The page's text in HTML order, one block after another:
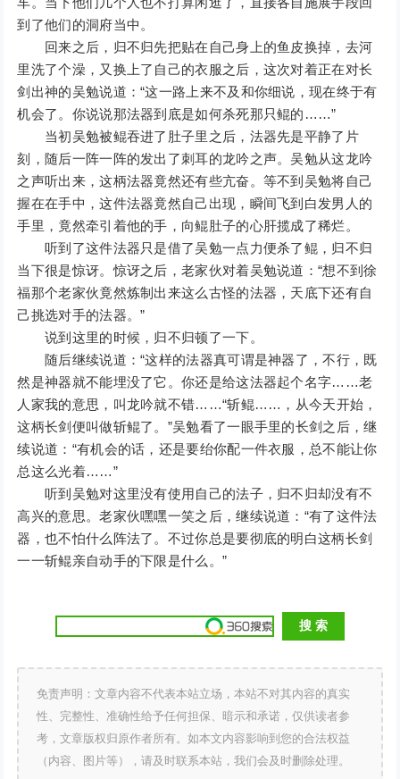
到了他们的洞府当中。
回来之后，归不归先把贴在自己身上的鱼皮换掉，去河
里洗了个澡，又换上了自己的衣服之后，这次对着正在对长
剑出神的吴勉说道：“这一路上来不及和你细说，现在终于有
机会了。你说说那法器到底是如何杀死那只鲲的……”
当初吴勉被鲲吞进了肚子里之后，法器先是平静了片
刻，随后一阵一阵的发出了刺耳的龙吟之声。吴勉从这龙吟
之声听出来，这柄法器竟然还有些亢奋。等不到吴勉将自己
握在在手中，这件法器竟然自己出现，瞬间飞到白发男人的
手里，竟然牵引着他的手，向鲲肚子的心肝揽成了稀烂。
听到了这件法器只是借了吴勉一点力便杀了鲲，归不归
当下很是惊讶。惊讶之后，老家伙对着吴勉说道：“想不到徐
福那个老家伙竟然炼制出来这么古怪的法器，天底下还有自
己挑选对手的法器。”
说到这里的时候，归不归顿了一下。
随后继续说道：“这样的法器真可谓是神器了，不行，既
然是神器就不能埋没了它。你还是给这法器起个名字……老
人家我的意思，叫龙吟就不错……“斩鲲……，从今天开始，
这柄长剑便叫做斩鲲了。”吴勉看了一眼手里的长剑之后，继
续说道：“有机会的话，还是要绐你配一件衣服，总不能让你
总这么光着……”
听到吴勉对这里没有使用自己的法子，归不归却没有不
高兴的意思。老家伙嘿嘿一笑之后，继续说道：“有了这件法
器，也不怕什么阵法了。不过你总是要彻底的明白这柄长剑
一一斩鲲亲自动手的下限是什么。”
免责声明：文章内容不代表本站立场，本站不对其内容的真实
性、完整性、准确性给予任何担保、暗示和承诺，仅供读者参
考，文章版权归原作者所有。如本文内容影响到您的合法权益
（内容、图片等），请及时联系本站，我们会及时删除处理。